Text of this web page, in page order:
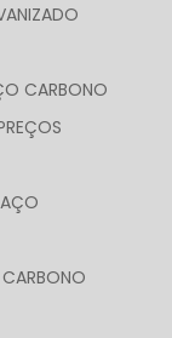
CARBONO